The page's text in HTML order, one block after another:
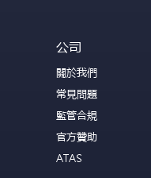
公司
關於我們
常見問題
監管合規
官方贊助
ATAS